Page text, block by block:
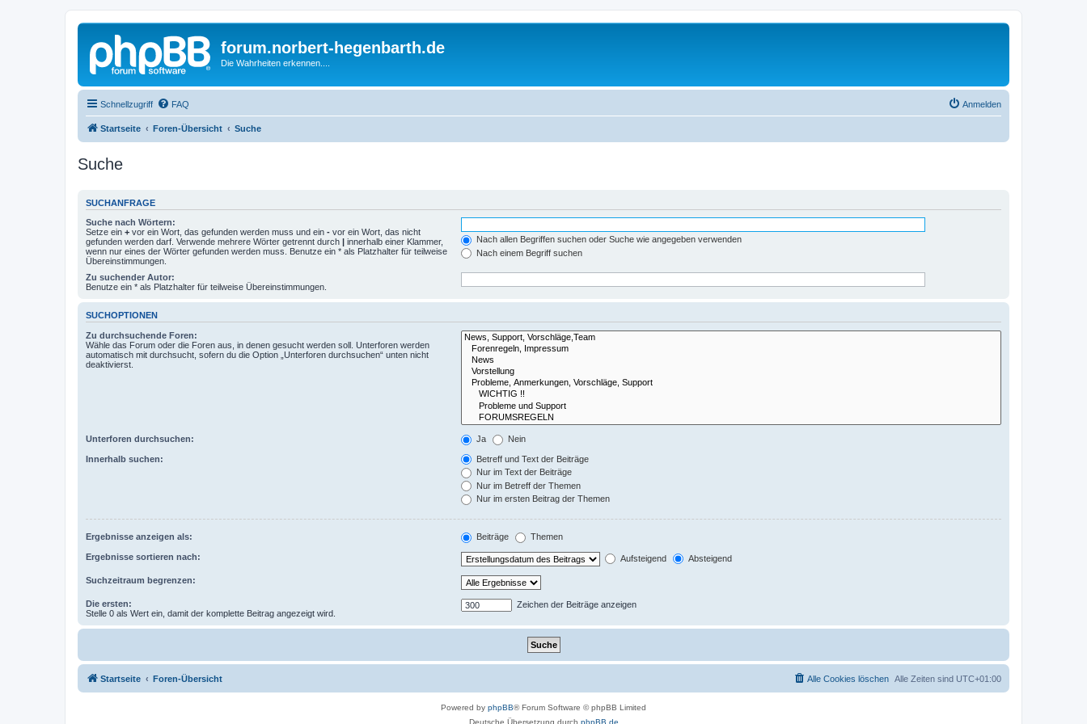
forum.norbert-hegenbarth.de
Die Wahrheiten erkennen....
Schnellzugriff FAQ Anmelden
Startseite Foren-Übersicht Suche
Suche
SUCHANFRAGE
Suche nach Wörtern:
Setze ein + vor ein Wort, das gefunden werden muss und ein - vor ein Wort, das nicht
gefunden werden darf. Verwende mehrere Wörter getrennt durch | innerhalb einer Klammer,
wenn nur eines der Wörter gefunden werden muss. Benutze ein * als Platzhalter für teilweise
Übereinstimmungen.
Nach allen Begriffen suchen oder Suche wie angegeben verwenden
Nach einem Begriff suchen
Zu suchender Autor:
Benutze ein * als Platzhalter für teilweise Übereinstimmungen.
SUCHOPTIONEN
Zu durchsuchende Foren:
Wähle das Forum oder die Foren aus, in denen gesucht werden soll. Unterforen werden
automatisch mit durchsucht, sofern du die Option „Unterforen durchsuchen“ unten nicht
deaktivierst.
Unterforen durchsuchen: Ja Nein
Innerhalb suchen:
Betreff und Text der Beiträge
Nur im Text der Beiträge
Nur im Betreff der Themen
Nur im ersten Beitrag der Themen
Ergebnisse anzeigen als: Beiträge Themen
Ergebnisse sortieren nach: Aufsteigend Absteigend
Suchzeitraum begrenzen:
Die ersten:
Stelle 0 als Wert ein, damit der komplette Beitrag angezeigt wird.
Zeichen der Beiträge anzeigen
Startseite Foren-Übersicht Alle Zeiten sind UTC+01:00
Alle Cookies löschen
Powered by phpBB® Forum Software © phpBB Limited
Deutsche Übersetzung durch phpBB.de